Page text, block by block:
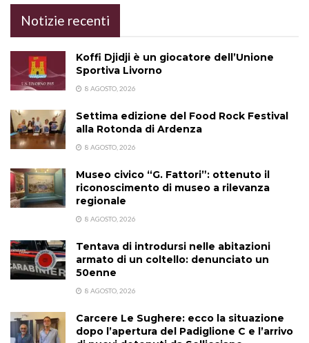
Notizie recenti
Koffi Djidji è un giocatore dell’Unione
Sportiva Livorno
8 AGOSTO, 2026
Settima edizione del Food Rock Festival
alla Rotonda di Ardenza
8 AGOSTO, 2026
Museo civico “G. Fattori”: ottenuto il
riconoscimento di museo a rilevanza
regionale
8 AGOSTO, 2026
Tentava di introdursi nelle abitazioni
armato di un coltello: denunciato un
50enne
8 AGOSTO, 2026
Carcere Le Sughere: ecco la situazione
dopo l’apertura del Padiglione C e l’arrivo